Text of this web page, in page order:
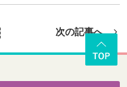
次の記事へ